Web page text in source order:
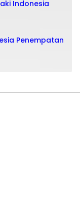
Indonesia
Penempatan